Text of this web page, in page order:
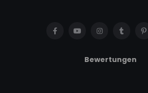
Bewertungen